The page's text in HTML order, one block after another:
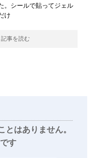
。シールで貼ってジェル
け
記事を読む
とはありません。
す